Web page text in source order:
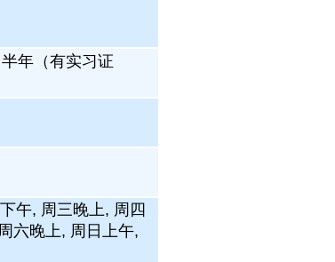
年（有实习证
午, 周三晚上, 周四
六晚上, 周日上午,